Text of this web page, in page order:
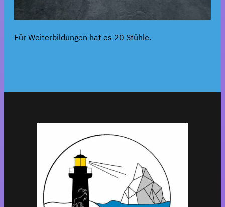
Für Weiterbildungen hat es 20 Stühle.